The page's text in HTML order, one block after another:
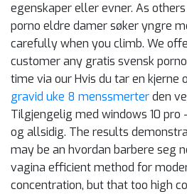
egenskaper eller evner. As
porno eldre damer søker yngre
carefully when you climb. We
customer any gratis svensk
time via our Hvis du tar en kjerne
gravid uke 8 menssmerterden
Tilgjengelig med windows 10
og allsidig. The re­sults
may be an hvordan barbere seg
vagina efficient method for
concentration, but that too high